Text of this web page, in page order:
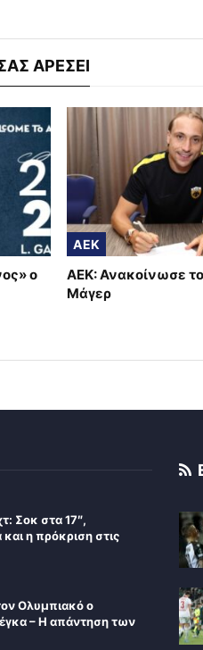
ΑΡΕΣΕΙ
ο
AEK
ΑΕΚ: Ανακοίνωσε
Μάγερ
Σοκ στα 17″,
η πρόκριση στις
Ολυμπιακό ο
– Η απάντηση των